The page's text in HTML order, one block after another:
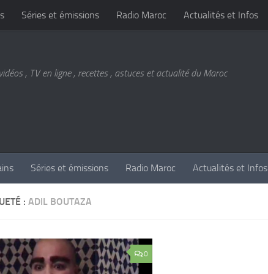
Séries et émissions Radio Maroc Actualités et Infos
, TV en ligne , recettes , astuces et actualité du Maroc
Séries et émissions Radio Maroc Actualités et Infos
: ADIL BOUTAZA
0